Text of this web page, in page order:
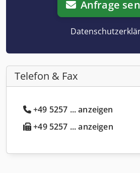
Anfrage
Telefon & Fax
+49 5257 ... anzeigen
+49 5257 ... anzeigen